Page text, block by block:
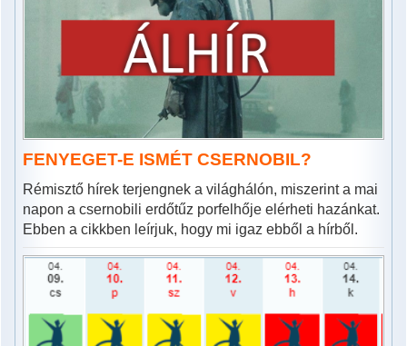
FENYEGET-E ISMÉT CSERNOBIL?
Rémisztő hírek terjengnek a világhálón, miszerint a mai
napon a csernobili erdőtűz porfelhője elérheti hazánkat.
Ebben a cikkben leírjuk, hogy mi igaz ebből a hírből.